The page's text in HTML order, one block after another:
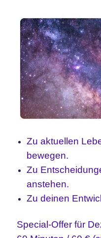
Zu aktuellen
bewegen.
Zu
anstehen.
Zu deinen
Special-Offer für